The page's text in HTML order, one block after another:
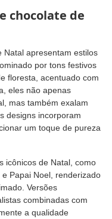
chocolate de
Natal apresentam estilos
por tons festivos
floresta, acentuado com
eles não apenas
mas também exalam
designs incorporam
um toque de pureza
icônicos de Natal, como
Papai Noel, renderizado
Versões
combinadas com
a qualidade